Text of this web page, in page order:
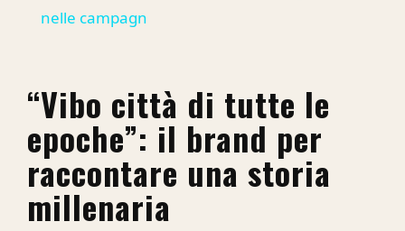
nelle campagn
“Vibo città di tutte le
epoche”: il brand per
raccontare una storia
millenaria